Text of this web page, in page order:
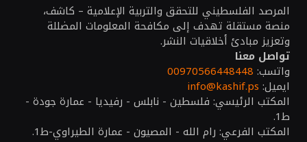
المرصد الفلسطيني للتحقق والتربية الإعلامية – كاشف،
منصة مستقلة تهدف إلى مكافحة المعلومات المضللة
وتعزيز مبادئ أخلاقيات النشر.
تواصل معنا
واتسب: 00970566448448
ايميل: info@kashif.ps
المكتب الرئيسي: فلسطين - نابلس - رفيديا - عمارة جودة -
ط1.
المكتب الفرعي: رام الله - المصيون - عمارة الطيراوي-ط1.